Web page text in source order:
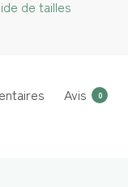
de tailles
Avis 0